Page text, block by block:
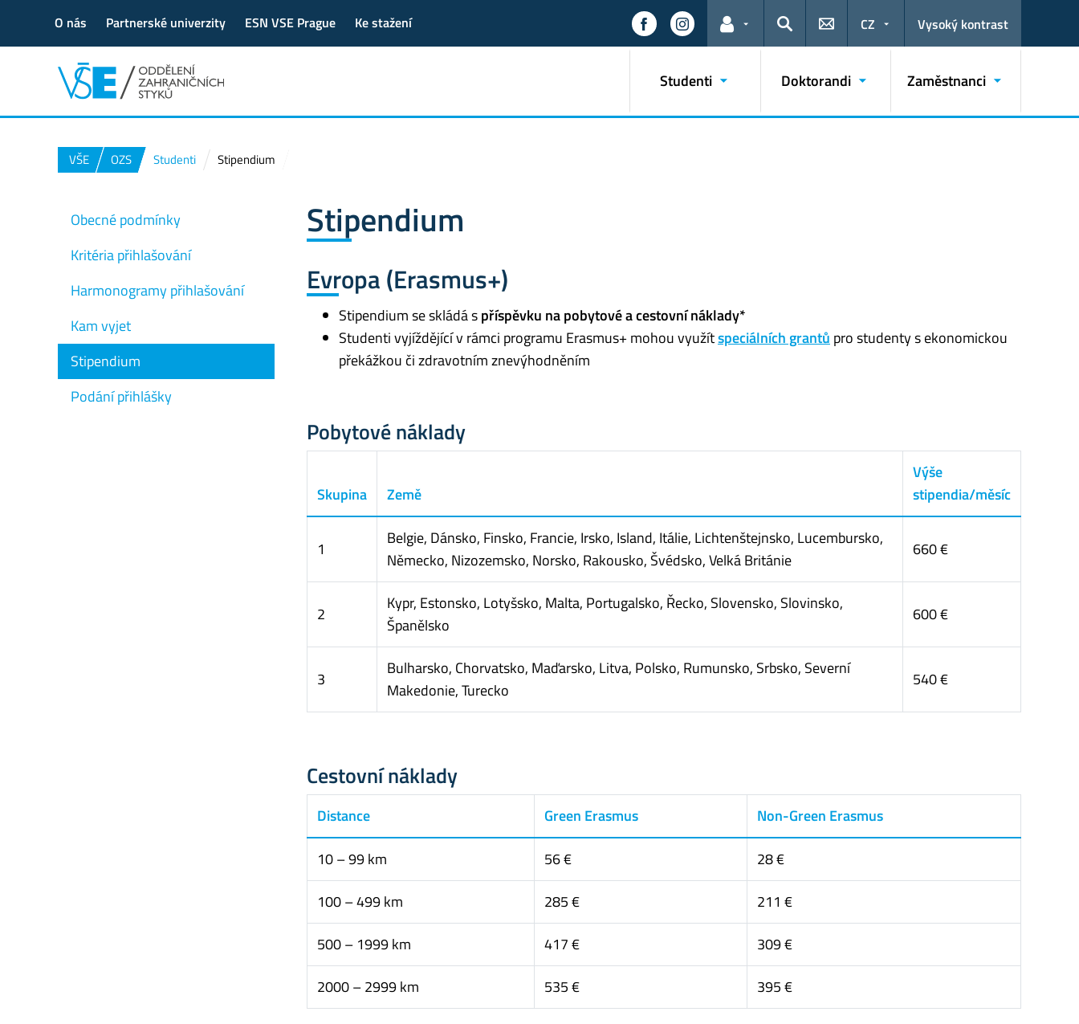
O nás Partnerské univerzity ESN VSE Prague Ke stažení
Odkazy pro uživatele
Hledat
CZ Vysoký kontrast
Studenti Doktorandi Zaměstnanci
VŠE OZS Studenti Stipendium
Stipendium
Evropa (Erasmus+)
Stipendium se skládá spříspěvku na pobytové a cestovní náklady*
Studenti vyjíždějící v rámci programu Erasmus+ mohou využítspeciálních grantů pro studenty s ekonomickou
překážkou či zdravotním znevýhodněním
Pobytové náklady
Skupina Země
Výše
stipendia/měsíc
1
Belgie, Dánsko, Finsko, Francie, Irsko, Island, Itálie, Lichtenštejnsko, Lucembursko,
Německo, Nizozemsko, Norsko, Rakousko, Švédsko, Velká Británie
660 €
2
Kypr, Estonsko, Lotyšsko, Malta, Portugalsko, Řecko, Slovensko, Slovinsko,
Španělsko
600 €
3
Bulharsko, Chorvatsko, Maďarsko, Litva, Polsko, Rumunsko, Srbsko, Severní
Makedonie, Turecko
540 €
Cestovní náklady
Distance Green Erasmus
Non-Green Erasmus
10 – 99 km
56 €
28 €
100 – 499 km
285 €
211 €
500 – 1999 km
417 €
309 €
2000 – 2999 km
535 € 395 €
Obecné podmínky
Kritéria přihlašování
Harmonogramy přihlašování
Kam vyjet
Stipendium
Podání přihlášky